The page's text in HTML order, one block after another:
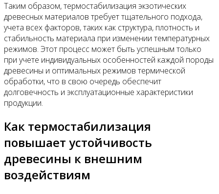
Таким образом, термостабилизация экзотических
древесных материалов требует тщательного подхода,
учета всех факторов, таких как структура, плотность и
стабильность материала при изменении температурных
режимов. Этот процесс может быть успешным только
при учете индивидуальных особенностей каждой породы
древесины и оптимальных режимов термической
обработки, что в свою очередь обеспечит
долговечность и эксплуатационные характеристики
продукции.
Как термостабилизация
повышает устойчивость
древесины к внешним
воздействиям